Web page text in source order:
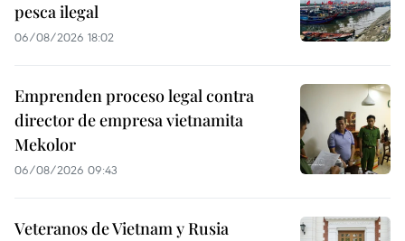
pesca ilegal
06/08/2026 18:02
Emprenden proceso legal contra
director de empresa vietnamita
Mekolor
06/08/2026 09:43
Veteranos de Vietnam y Rusia